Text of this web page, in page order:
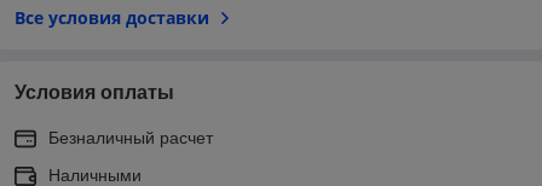
Все условия доставки
Условия оплаты
Безналичный расчет
Наличными